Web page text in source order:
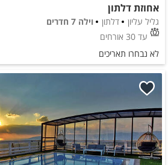
אחוזת דלתון
גליל עליון דלתון
וילה 7 חדרים
עד 30 אורחים
לא נבחרו תאריכים